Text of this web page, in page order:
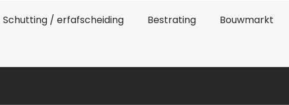
Schutting / erfafscheiding Bestrating
Bouwmarkt